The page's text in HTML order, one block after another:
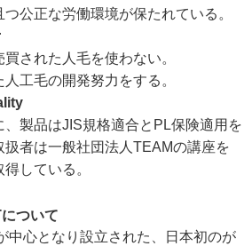
公正な労働環境が保たれている。
された人毛を使わない。
工毛の開発努力をする。
製品はJIS規格適合とPL保険適用を
者は一般社団法人TEAMの講座を
している。
ついて
中心となり設立された、日本初のが